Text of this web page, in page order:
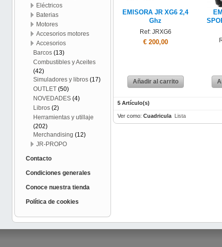
EMISORA JR XG6 2,4
Ghz
Ref: JRXG6
€ 200,00
Añadir al carrito
5 Artículo(s)
Ver como: Cuadricula Lista
Eléctricos
Baterias
Motores
Accesorios motores
Accesorios
Barcos (13)
Combustibles y Aceites
(42)
Simuladores y libros (17)
OUTLET (50)
NOVEDADES (4)
Libros (2)
Herramientas y utillaje
(202)
Merchandising (12)
JR-PROPO
Contacto
Condiciones generales
Conoce nuestra tienda
Política de cookies